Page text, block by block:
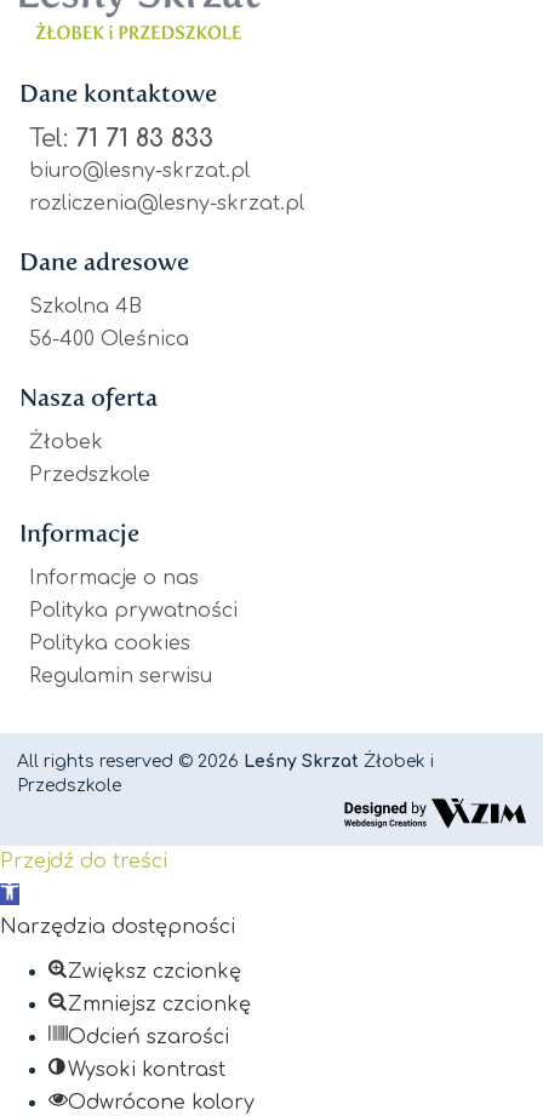
Dane kontaktowe
Tel: 71 71 83 833
biuro@lesny-skrzat.pl
rozliczenia@lesny-skrzat.pl
Dane adresowe
Szkolna 4B
56-400 Oleśnica
Nasza oferta
Żłobek
Przedszkole
Informacje
Informacje o nas
Polityka prywatności
Polityka cookies
Regulamin serwisu
All rights reserved © 2026 Leśny Skrzat Żłobek i
Przedszkole
Przejdź do treści
Otwórz
pasek
narzędzi
Narzędzia dostępności
Zwiększ czcionkę
Zmniejsz czcionkę
Odcień szarości
Wysoki kontrast
Odwrócone kolory